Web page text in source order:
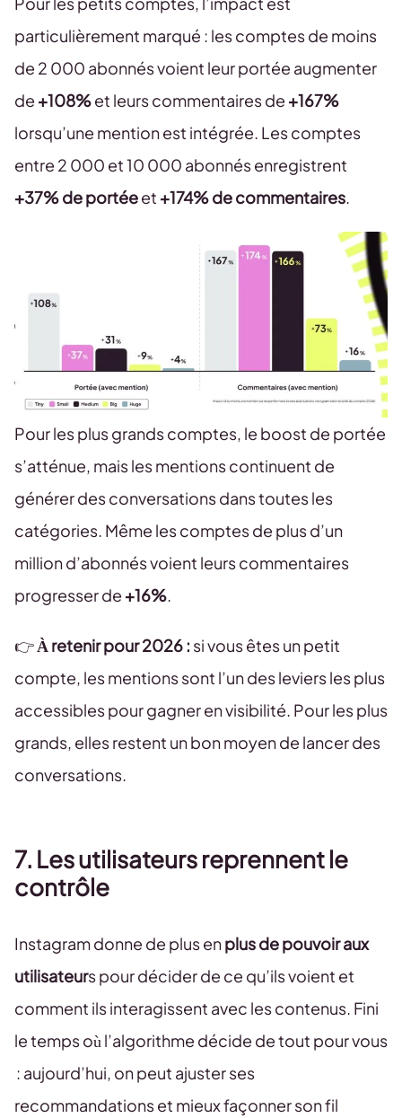
particulièrement marqué : les comptes de moins
de 2 000 abonnés voient leur portée augmenter
de +108%et leurs commentaires de +167%
lorsqu’une mention est intégrée. Les comptes
entre 2 000 et 10 000 abonnés enregistrent
+37% de portéeet +174% de commentaires.
Pour les plus grands comptes, le boost de portée
s’atténue, mais les mentions continuent de
générer des conversations dans toutes les
catégories. Même les comptes de plus d’un
million d’abonnés voient leurs commentaires
progresser de +16%.
👉À retenir pour 2026 : si vous êtes un petit
compte, les mentions sont l’un des leviers les plus
accessibles pour gagner en visibilité. Pour les plus
grands, elles restent un bon moyen de lancer des
conversations.
7. Les utilisateurs reprennent le
contrôle
Instagram donne de plus enplus de pouvoir aux
utilisateurs pour décider de ce qu’ils voient et
comment ils interagissent avec les contenus. Fini
le temps où l’algorithme décide de tout pour vous
: aujourd’hui, on peut ajuster ses
recommandations et mieux façonner son fil